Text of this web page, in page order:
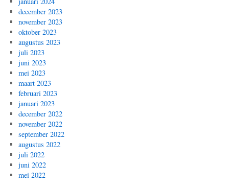
december 2023
november 2023
oktober 2023
augustus 2023
juli 2023
juni 2023
mei 2023
maart 2023
februari 2023
januari 2023
december 2022
november 2022
september 2022
augustus 2022
juli 2022
juni 2022
mei 2022